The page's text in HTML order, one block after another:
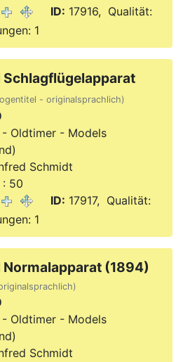
ID: 17916, Qualität:
1
Schlagflügelapparat
- originalsprachlich)
Oldtimer - Models
Schmidt
50
ID: 17917, Qualität:
1
Normalapparat (1894)
Oldtimer - Models
Schmidt